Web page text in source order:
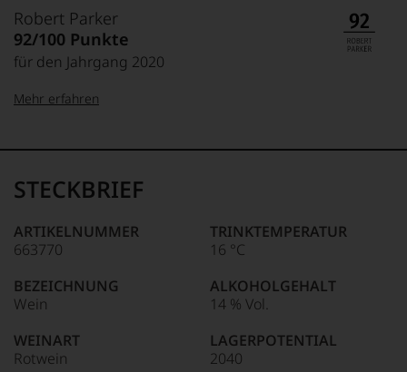
99–100 Punkte:
95–98 Punkte:
85–89 Punkte:
Unter 85 Punkte:
Tesdorpf
Der
Name
Tesdorpf
für
für
edlen
der
Welt,
wie
ein
anderer.
dokumentieren
wir
Robert Parker
92/100 Punkte
für den Jahrgang 2020
95-90 Punkte:
Parker
Ganz
ohne
war
Robert
einer
der
einflussreichsten
Weinkritiker,
dessen
Schaffen
Mehr erfahren
STECKBRIEF
ARTIKELNUMMER
663770
BEZEICHNUNG
Wein
WEINART
Rotwein
TRINKTEMPERATUR
16 °C
ALKOHOLGEHALT
14 % Vol.
LAGERPOTENTIAL
2040